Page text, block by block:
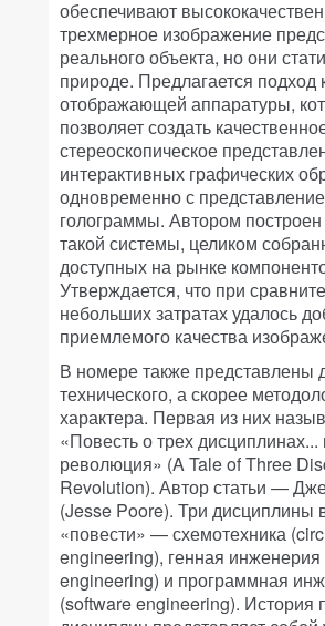
обеспечивают
трехмерное изображение
реального объекта, но они
природе. Предлагается подход
отображающей аппаратуры,
позволяет создать
стереоскопическое
интерактивных графических
одновременно с
голограммы. Автором построен
такой системы, целиком
доступных на рынке
Утверждается, что при
небольших затратах удалось
приемлемого качества
В номере также представлены
технического, а скорее
характера. Первая из них
«Повесть о трех дисциплинах...
революция» (A Tale of Three
Revolution). Автор статьи —
(Jesse Poore). Три дисциплины
«повести» — схемотехника
engineering), генная
engineering) и программная
(software engineering). История